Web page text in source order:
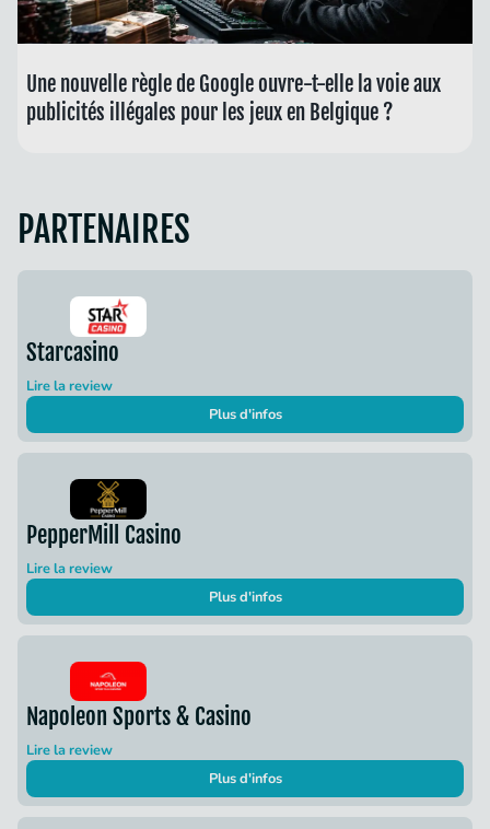
Une nouvelle règle de Google ouvre-t-elle la voie aux
publicités illégales pour les jeux en Belgique ?
PARTENAIRES
Starcasino
Lire la review
Plus d'infos
PepperMill Casino
Lire la review
Plus d'infos
Napoleon Sports & Casino
Lire la review
Plus d'infos